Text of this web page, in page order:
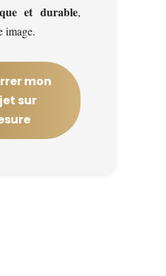
et durable,
image.
mon
sur